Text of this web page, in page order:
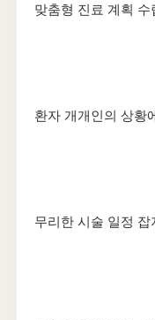
맞춤형 진료 계획 수
환자 개개인의 상황
무리한 시술 일정 잡